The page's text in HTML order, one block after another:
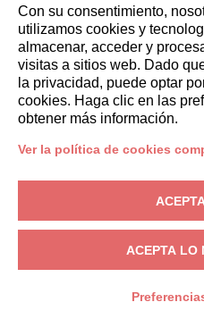
Descuentos para husespedes
Convenios para empresas
booking@italianway.house
+390286882952
N.° de IVA:
Privacidad-Condiciones-Cookies
Con su consentimiento,
utilizamos cookies y
almacenar, acceder y
visitas a sitios web. Dado
la privacidad, puede optar
cookies. Haga clic en las
obtener más información.
Ver la política de cookies
ACEPTA LO